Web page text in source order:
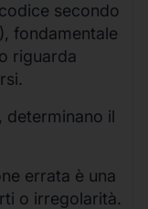
secondo
fondamentale
riguarda
determinano il
errata è una
o irregolarità.